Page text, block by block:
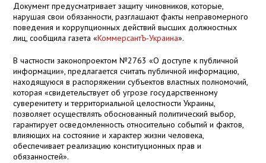
Документ предусматривает защиту чиновников, которые,
нарушая свои обязанности, разглашают факты неправомерного
поведения и коррупционных действий высших должностных
лиц, сообщила газета «КоммерсантЪ-Украина».
В частности законопроектом №2763 «О доступе к публичной
информации», предлагается считать публичной информацию,
находящуюся в распоряжении субъектов властных полномочий,
которая «свидетельствует об угрозе государственному
суверенитету и территориальной целостности Украины,
позволяет осуществлять обоснованный политический выбор,
гарантирует осведомленность относительно событий и фактов,
влияющих на состояние и характер жизни человека,
обеспечивает реализацию конституционных прав и
обязанностей».